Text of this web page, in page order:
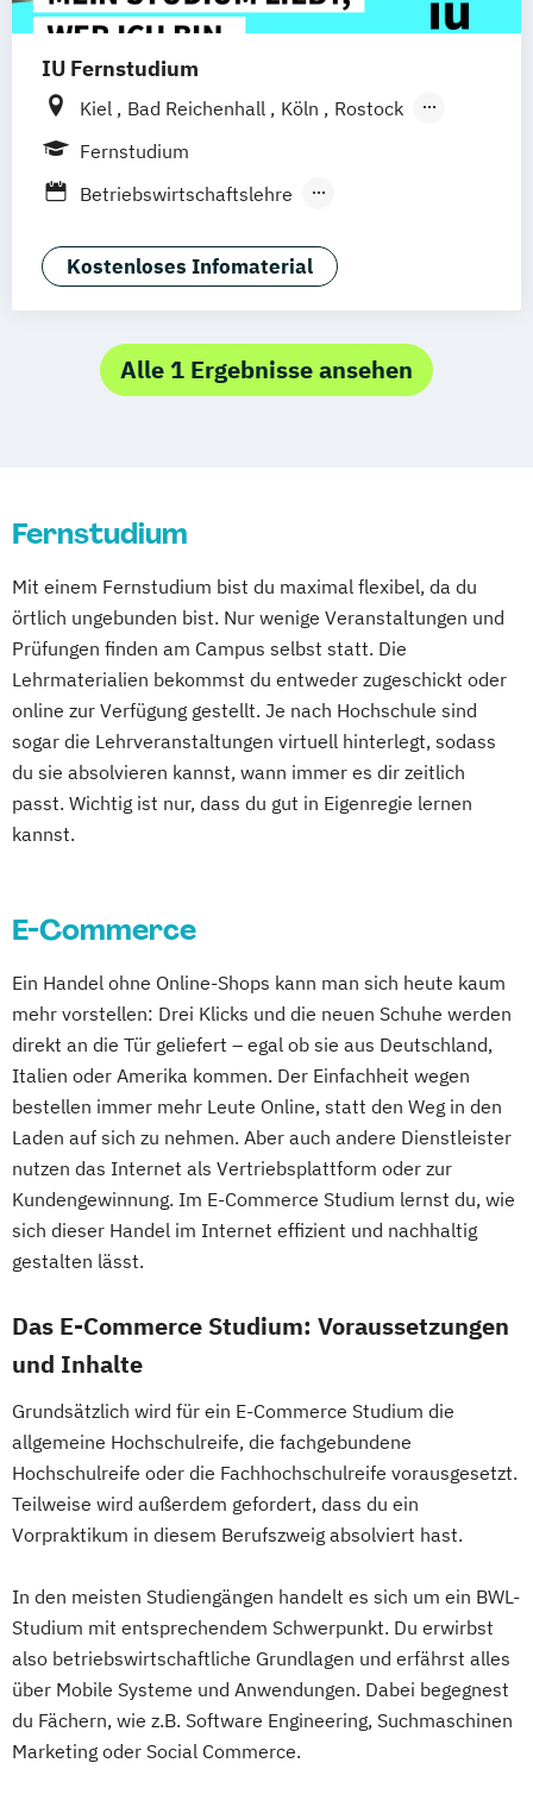
IU Fernstudium
Kiel Bad Reichenhall Köln
Rostock
Freiburg
Deggendorf Karlsruhe
Oberhausen Offenbach Saarbrücken
Neu-Ulm Graz Innsbruck Wien
Augsburg Freising Friedrichshafen
Klagenfurt Magdeburg Münster Trier
Würzburg Chemnitz Linz
Fernstudium
Betriebswirtschaftslehre
E-Commerce Growth Hacking
Growth Hacking (DE/EN)
Kommunikationspsychologie Marketing
Marketing und digitale Medien
Online-Marketing und E-Commerce
Public Relations und Kommunikation
Social Media
Kostenloses Infomaterial
Alle 1 Ergebnisse ansehen
Fernstudium
Mit einem Fernstudium bist du maximal flexibel, da du
örtlich ungebunden bist. Nur wenige Veranstaltungen und
Prüfungen finden am Campus selbst statt. Die
Lehrmaterialien bekommst du entweder zugeschickt oder
online zur Verfügung gestellt. Je nach Hochschule sind
sogar die Lehrveranstaltungen virtuell hinterlegt, sodass
du sie absolvieren kannst, wann immer es dir zeitlich
passt. Wichtig ist nur, dass du gut in Eigenregie lernen
kannst.
E-Commerce
Ein Handel ohne Online-Shops kann man sich heute kaum
mehr vorstellen: Drei Klicks und die neuen Schuhe werden
direkt an die Tür geliefert – egal ob sie aus Deutschland,
Italien oder Amerika kommen. Der Einfachheit wegen
bestellen immer mehr Leute Online, statt den Weg in den
Laden auf sich zu nehmen. Aber auch andere Dienstleister
nutzen das Internet als Vertriebsplattform oder zur
Kundengewinnung. Im E-Commerce Studium lernst du, wie
sich dieser Handel im Internet effizient und nachhaltig
gestalten lässt.
Das E-Commerce Studium: Voraussetzungen
und Inhalte
Grundsätzlich wird für ein E-Commerce Studium die
allgemeine Hochschulreife, die fachgebundene
Hochschulreife oder die Fachhochschulreife vorausgesetzt.
Teilweise wird außerdem gefordert, dass du ein
Vorpraktikum in diesem Berufszweig absolviert hast.
In den meisten Studiengängen handelt es sich um ein BWL-
Studium mit entsprechendem Schwerpunkt. Du erwirbst
also betriebswirtschaftliche Grundlagen und erfährst alles
über Mobile Systeme und Anwendungen. Dabei begegnest
du Fächern, wie z.B. Software Engineering, Suchmaschinen
Marketing oder Social Commerce.